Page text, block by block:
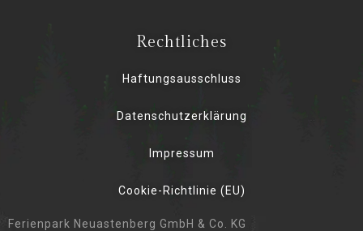
Rechtliches
Haftungsausschluss
Datenschutzerklärung
Impressum
Cookie-Richtlinie (EU)
Ferienpark Neuastenberg GmbH & Co. KG